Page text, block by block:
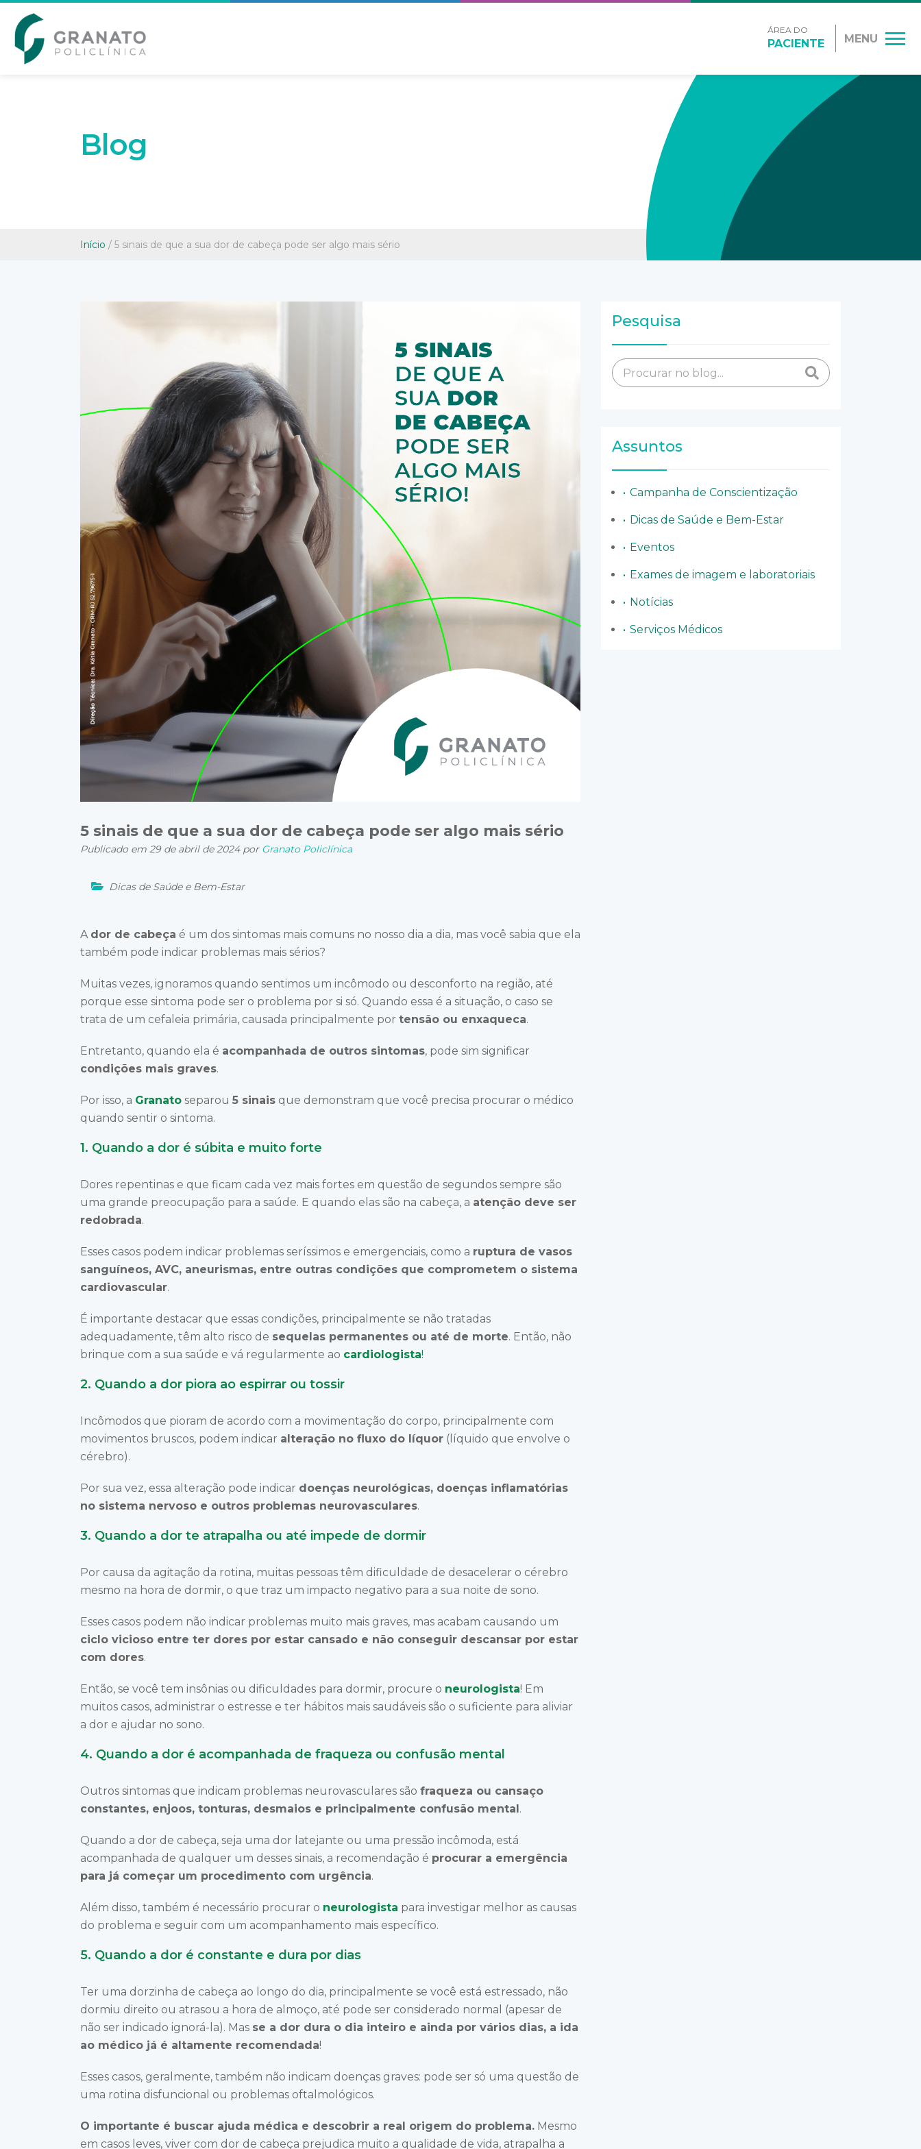
MENU
ÁREA DO
PACIENTE
Blog
Início / 5 sinais de que a sua dor de cabeça pode ser algo mais sério
5 sinais de que a sua dor de cabeça pode ser algo mais sério
Publicado em 29 de abril de 2024 por Granato Policlínica
Dicas de Saúde e Bem-Estar
A dor de cabeça é um dos sintomas mais comuns no nosso dia a dia, mas você sabia que ela
também pode indicar problemas mais sérios?
Muitas vezes, ignoramos quando sentimos um incômodo ou desconforto na região, até
porque esse sintoma pode ser o problema por si só. Quando essa é a situação, o caso se
trata de um cefaleia primária, causada principalmente por tensão ou enxaqueca.
Entretanto, quando ela é acompanhada de outros sintomas, pode sim significar
condições mais graves.
Por isso, a Granato separou 5 sinais que demonstram que você precisa procurar o médico
quando sentir o sintoma.
1. Quando a dor é súbita e muito forte
Dores repentinas e que ficam cada vez mais fortes em questão de segundos sempre são
uma grande preocupação para a saúde. E quando elas são na cabeça, a atenção deve ser
redobrada.
Esses casos podem indicar problemas seríssimos e emergenciais, como a ruptura de vasos
sanguíneos, AVC, aneurismas, entre outras condições que comprometem o sistema
cardiovascular.
É importante destacar que essas condições, principalmente se não tratadas
adequadamente, têm alto risco de sequelas permanentes ou até de morte. Então, não
brinque com a sua saúde e vá regularmente ao cardiologista!
2. Quando a dor piora ao espirrar ou tossir
Incômodos que pioram de acordo com a movimentação do corpo, principalmente com
movimentos bruscos, podem indicar alteração no fluxo do líquor (líquido que envolve o
cérebro).
Por sua vez, essa alteração pode indicar doenças neurológicas, doenças inflamatórias
no sistema nervoso e outros problemas neurovasculares.
3. Quando a dor te atrapalha ou até impede de dormir
Por causa da agitação da rotina, muitas pessoas têm dificuldade de desacelerar o cérebro
mesmo na hora de dormir, o que traz um impacto negativo para a sua noite de sono.
Esses casos podem não indicar problemas muito mais graves, mas acabam causando um
ciclo vicioso entre ter dores por estar cansado e não conseguir descansar por estar
com dores.
Então, se você tem insônias ou dificuldades para dormir, procure o neurologista! Em
muitos casos, administrar o estresse e ter hábitos mais saudáveis são o suficiente para aliviar
a dor e ajudar no sono.
4. Quando a dor é acompanhada de fraqueza ou confusão mental
Outros sintomas que indicam problemas neurovasculares são fraqueza ou cansaço
constantes, enjoos, tonturas, desmaios e principalmente confusão mental.
Quando a dor de cabeça, seja uma dor latejante ou uma pressão incômoda, está
acompanhada de qualquer um desses sinais, a recomendação é procurar a emergência
para já começar um procedimento com urgência.
Além disso, também é necessário procurar o neurologista para investigar melhor as causas
do problema e seguir com um acompanhamento mais específico.
5. Quando a dor é constante e dura por dias
Ter uma dorzinha de cabeça ao longo do dia, principalmente se você está estressado, não
dormiu direito ou atrasou a hora de almoço, até pode ser considerado normal (apesar de
não ser indicado ignorá-la). Mas se a dor dura o dia inteiro e ainda por vários dias, a ida
ao médico já é altamente recomendada!
Esses casos, geralmente, também não indicam doenças graves: pode ser só uma questão de
uma rotina disfuncional ou problemas oftalmológicos.
O importante é buscar ajuda médica e descobrir a real origem do problema. Mesmo
em casos leves, viver com dor de cabeça prejudica muito a qualidade de vida, atrapalha a
Pesquisa
Assuntos
Campanha de Conscientização
Dicas de Saúde e Bem-Estar
Eventos
Exames de imagem e laboratoriais
Notícias
Serviços Médicos